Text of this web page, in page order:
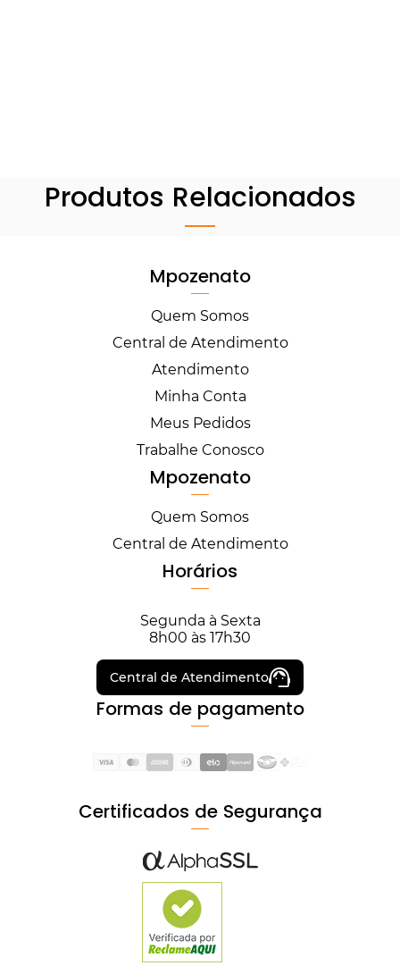
Produtos Relacionados
Mpozenato
Quem Somos
Central de Atendimento
Atendimento
Minha Conta
Meus Pedidos
Trabalhe Conosco
Mpozenato
Quem Somos
Central de Atendimento
Horários
Segunda à Sexta
8h00 às 17h30
Central de Atendimento
Formas de pagamento
Certificados de Segurança